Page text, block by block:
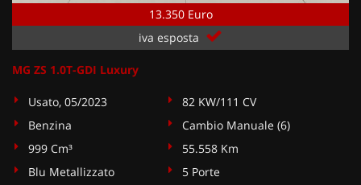
13.350 Euro
iva esposta
MG ZS 1.0T-GDI Luxury
Usato, 05/2023
82 KW/111 CV
Benzina
Cambio Manuale (6)
999 Cm³
55.558 Km
Blu Metallizzato
5 Porte